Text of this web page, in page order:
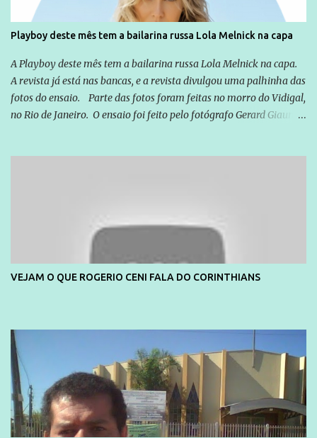
cidadão brasileiro não precisa só ser informado sobre operações
da Lava Jato, Reformas que podem retirar ou não direitos, ou
quem vai ser preso ou não; é preciso levar até as pessoas, do mais
simples ao mais burguês, o que diz a nossa Constituição, quais são
seus direitos e deveres em ...
Playboy deste mês tem a bailarina russa Lola Melnick na capa
A Playboy deste mês tem a bailarina russa Lola Melnick na capa.
A revista já está nas bancas, e a revista divulgou uma palhinha das
fotos do ensaio. Parte das fotos foram feitas no morro do Vidigal,
no Rio de Janeiro. O ensaio foi feito pelo fotógrafo Gerard Giaume
VEJAM O QUE ROGERIO CENI FALA DO CORINTHIANS